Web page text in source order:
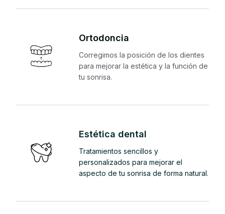
Ortodoncia
Corregimos la posición de los dientes
para mejorar la estética y la función de
tu sonrisa.
Estética dental
Tratamientos sencillos y
personalizados para mejorar el
aspecto de tu sonrisa de forma natural.